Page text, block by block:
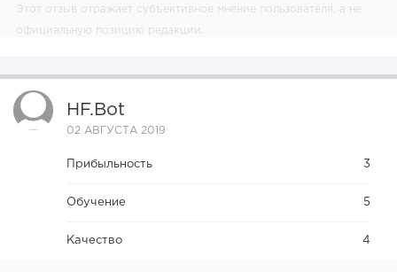
Этот отзыв отражает субъективное мнение пользователя, а не
официальную позицию редакции.
HF.bot
02 АВГУСТА 2019
Прибыльность 3
Обучение 5
Качество 4